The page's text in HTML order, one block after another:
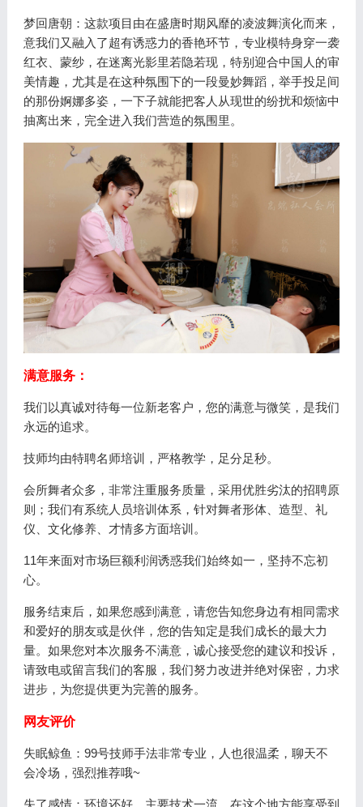
梦回唐朝：这款项目由在盛唐时期风靡的凌波舞演化而来，
意我们又融入了超有诱惑力的香艳环节，专业模特身穿一袭
红衣、蒙纱，在迷离光影里若隐若现，特别迎合中国人的审
美情趣，尤其是在这种氛围下的一段曼妙舞蹈，举手投足间
的那份婀娜多姿，一下子就能把客人从现世的纷扰和烦恼中
抽离出来，完全进入我们营造的氛围里。
满意服务：
我们以真诚对待每一位新老客户，您的满意与微笑，是我们
永远的追求。
技师均由特聘名师培训，严格教学，足分足秒。
会所舞者众多，非常注重服务质量，采用优胜劣汰的招聘原
则；我们有系统人员培训体系，针对舞者形体、造型、礼
仪、文化修养、才情多方面培训。
11年来面对市场巨额利润诱惑我们始终如一，坚持不忘初
心。
服务结束后，如果您感到满意，请您告知您身边有相同需求
和爱好的朋友或是伙伴，您的告知定是我们成长的最大力
量。如果您对本次服务不满意，诚心接受您的建议和投诉，
请致电或留言我们的客服，我们努力改进并绝对保密，力求
进步，为您提供更为完善的服务。
网友评价
失眠鲸鱼：99号技师手法非常专业，人也很温柔，聊天不
会冷场，强烈推荐哦~
失了感情：环境还好，主要技术一流，在这个地方能享受到